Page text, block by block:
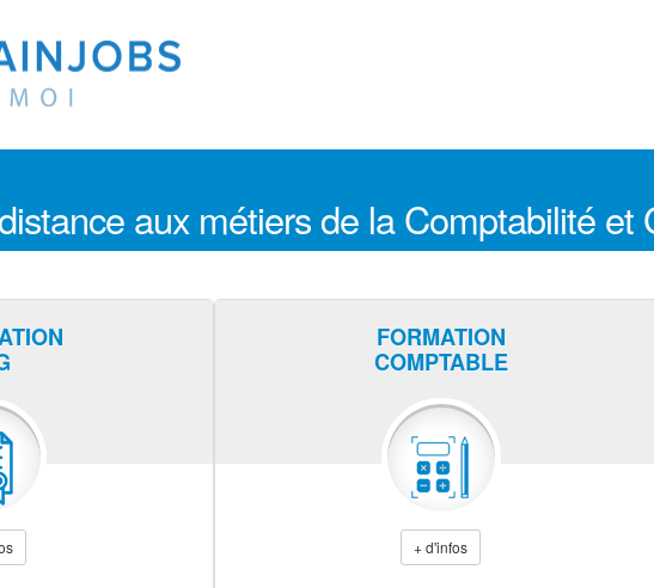
aux métiers de la Comptabilité et
FORMATION
COMPTABLE
+ d'infos